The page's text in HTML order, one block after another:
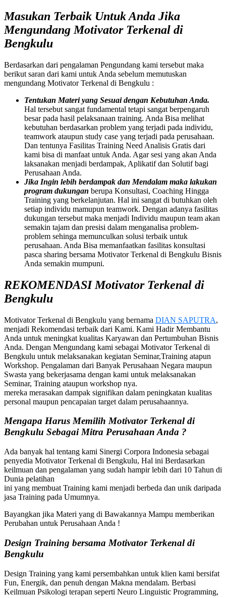
Masukan Terbaik Untuk Anda Jika
Mengundang Motivator Terkenal di
Bengkulu
Berdasarkan dari pengalaman Pengundang kami tersebut maka
berikut saran dari kami untuk Anda sebelum memutuskan
mengundang Motivator Terkenal di Bengkulu :
Tentukan Materi yang Sesuai dengan Kebutuhan Anda.
Hal tersebut sangat fundamental tetapi sangat berpengaruh
besar pada hasil pelaksanaan training. Anda Bisa melihat
kebutuhan berdasarkan problem yang terjadi pada individu,
teamwork ataupun study case yang terjadi pada perusahaan.
Dan tentunya Fasilitas Training Need Analisis Gratis dari
kami bisa di manfaat untuk Anda. Agar sesi yang akan Anda
laksanakan menjadi berdampak, Aplikatif dan Solutif bagi
Perusahaan Anda.
Jika Ingin lebih berdampak dan Mendalam maka lakukan
program dukungan berupa Konsultasi, Coaching Hingga
Training yang berkelanjutan. Hal ini sangat di butuhkan oleh
setiap individu mamupun teamwork. Dengan adanya fasilitas
dukungan tersebut maka menjadi Individu maupun team akan
semakin tajam dan presisi dalam menganalisa problem-
problem sehinga memunculkan solusi terbaik untuk
perusahaan. Anda Bisa memanfaatkan fasilitas konsultasi
pasca sharing bersama Motivator Terkenal di Bengkulu Bisnis
Anda semakin mumpuni.
REKOMENDASI Motivator Terkenal di
Bengkulu
Motivator Terkenal di Bengkulu yang bernama DIAN SAPUTRA,
menjadi Rekomendasi terbaik dari Kami. Kami Hadir Membantu
Anda untuk meningkat kualitas Karyawan dan Pertumbuhan Bisnis
Anda. Dengan Mengundang kami sebagai Motivator Terkenal di
Bengkulu untuk melaksanakan kegiatan Seminar,Training atapun
Workshop. Pengalaman dari Banyak Perusahaan Negara maupun
Swasta yang bekerjasama dengan kami untuk melaksanakan
Seminar, Training ataupun workshop nya.
mereka merasakan dampak signifikan dalam peningkatan kualitas
personal maupun pencapaian target dalam perusahaannya.
Mengapa Harus Memilih Motivator Terkenal di
Bengkulu Sebagai Mitra Perusahaan Anda ?
Ada banyak hal tentang kami Sinergi Corpora Indonesia sebagai
penyedia Motivator Terkenal di Bengkulu, Hal ini Berdasarkan
keilmuan dan pengalaman yang sudah hampir lebih dari 10 Tahun di
Dunia pelatihan
ini yang membuat Training kami menjadi berbeda dan unik daripada
jasa Training pada Umumnya.
Bayangkan jika Materi yang di Bawakannya Mampu memberikan
Perubahan untuk Perusahaan Anda !
Design Training bersama Motivator Terkenal di
Bengkulu
Design Training yang kami persembahkan untuk klien kami bersifat
Fun, Energik, dan penuh dengan Makna mendalam. Berbasi
Keilmuan Psikologi terapan seperti Neuro Linguistic Programming,